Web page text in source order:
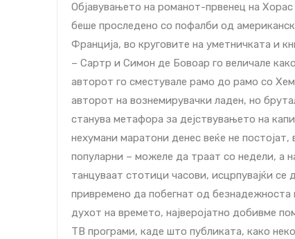
Објавувањето на романот-првенец на
беше проследено со пофалби од
Франција, во круговите на уметничката и
– Сартр и Симон де Бовоар го величале
авторот го сместувале рамо до рамо со
авторот на вознемирувачки ладен, но
станува метафора за дејствувањето на
нехумани маратони денес веќе не
популарни – можеле да траат со недели, а
танцуваат стотици часови, исцрпувајќи се
привремено да побегнат од
духот на времето, најверојатно добивме
ТВ програми, каде што публиката, како